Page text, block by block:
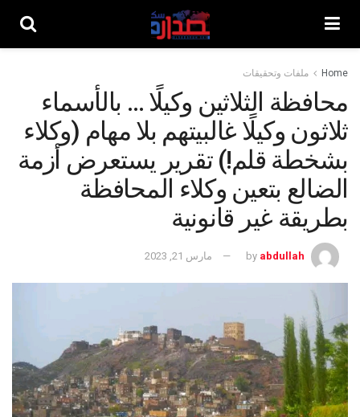
Home ملفات وتحقيقات
محافظة الثلاثين وكيلًا … بالأسماء
ثلاثون وكيلًا غالبيتهم بلا مهام (وكلاء
بشخطة قلم!) تقرير يستعرض أزمة
الضالع بتعين وكلاء المحافظة
بطريقة غير قانونية
by abdullah مارس 21, 2023